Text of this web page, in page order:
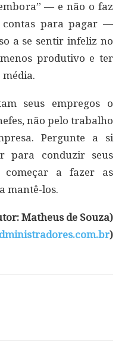
— e não o faz
contas para pagar —
a se sentir infeliz no
produtivo e ter
seus empregos o
não pelo trabalho
Pergunte a si
para conduzir seus
começar a fazer as
mantê-los.
Matheus de Souza)
)